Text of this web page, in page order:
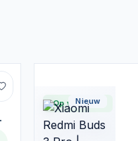
Op voorraad
Nieuw